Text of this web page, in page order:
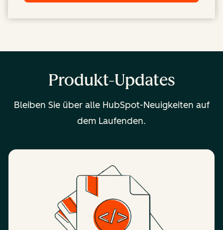
Produkt-Updates
Bleiben Sie über alle HubSpot-Neuigkeiten auf
dem Laufenden.